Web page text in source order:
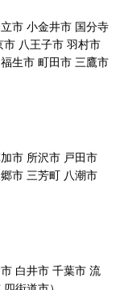
市 小金井市 国分寺
八王子市 羽村市
生市 町田市 三鷹市
市 所沢市 戸田市
市 三芳町 八潮市
白井市 千葉市 流